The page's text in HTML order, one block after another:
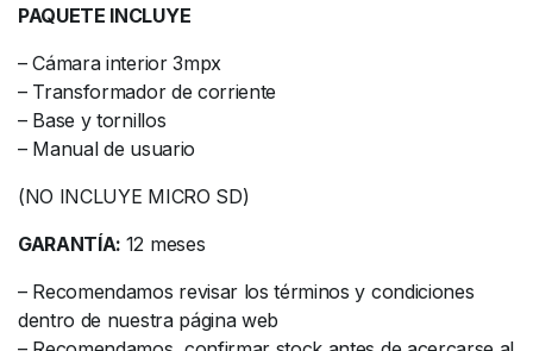
PAQUETE INCLUYE
– Cámara interior 3mpx
– Transformador de corriente
– Base y tornillos
– Manual de usuario
(NO INCLUYE MICRO SD)
GARANTÍA: 12 meses
– Recomendamos revisar los términos y condiciones
dentro de nuestra página web